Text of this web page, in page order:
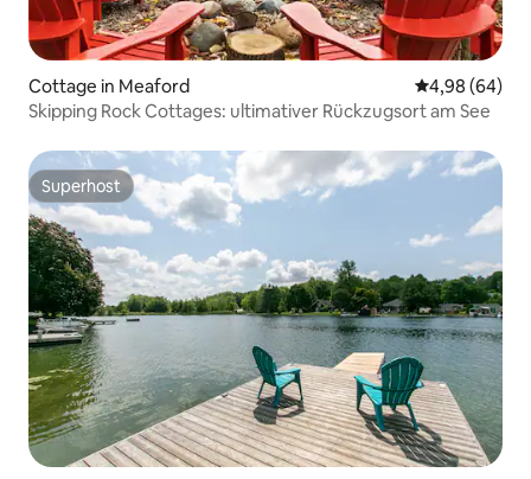
Cottage in Meaford
4,98 (64)
Skipping Rock Cottages: ultimativer Rückzugsort am See
Superhost
Superhost